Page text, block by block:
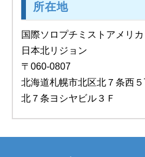
所在地
国際ソロプチミストアメリカ
日本北リジョン
〒060-0807
北海道札幌市北区北７条西５
北７条ヨシヤビル３Ｆ